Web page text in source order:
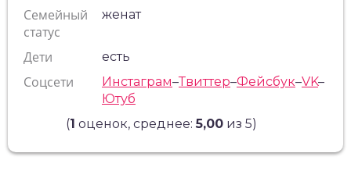
Семейный
статус
женат
Дети есть
Соцсети Инстаграм–Твиттер–Фейсбук–VK–
Ютуб
(1 оценок, среднее:5,00 из 5)